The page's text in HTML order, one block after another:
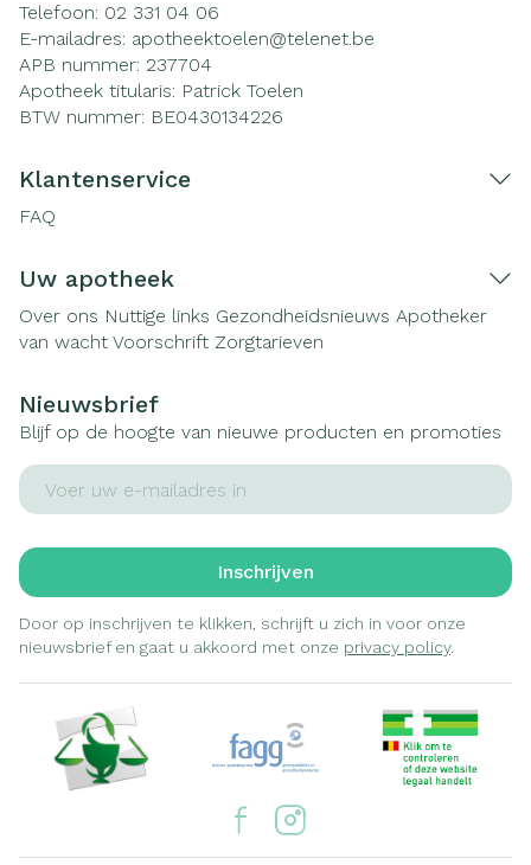
Telefoon: 02 331 04 06
E-mailadres: apotheektoelen@telenet.be
APB nummer: 237704
Apotheek titularis: Patrick Toelen
BTW nummer: BE0430134226
Klantenservice
FAQ
Uw apotheek
Over ons Nuttige links Gezondheidsnieuws Apotheker
van wacht Voorschrift Zorgtarieven
Nieuwsbrief
Blijf op de hoogte van nieuwe producten en promoties
E-mail adres
Inschrijven
Door op inschrijven te klikken, schrijft u zich in voor onze
nieuwsbrief en gaat u akkoord met onze privacy policy.